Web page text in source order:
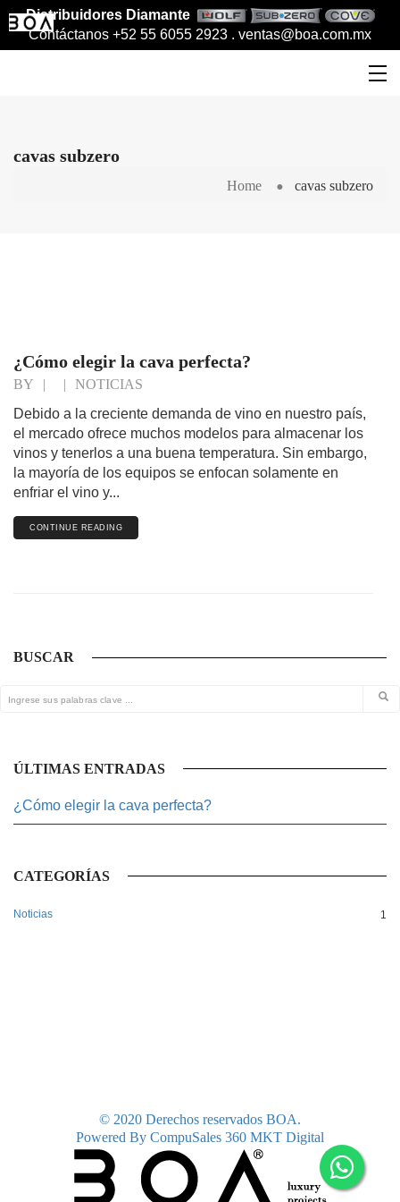
Distribuidores Diamante
Contáctanos +52 55 6055 2923 . ventas@boa.com.mx
cavas subzero
Home cavas subzero
¿Cómo elegir la cava perfecta?
BY | |
NOTICIAS
Debido a la creciente demanda de vino en nuestro país,
el mercado ofrece muchos modelos para almacenar los
vinos y tenerlos a una buena temperatura. Sin embargo,
la mayoría de los equipos se enfocan solamente en
enfriar el vino y...
CONTINUE READING
BUSCAR
ÚLTIMAS ENTRADAS
¿Cómo elegir la cava perfecta?
CATEGORÍAS
Noticias 1
© 2020 Derechos reservados BOA.
Powered By CompuSales 360 MKT Digital